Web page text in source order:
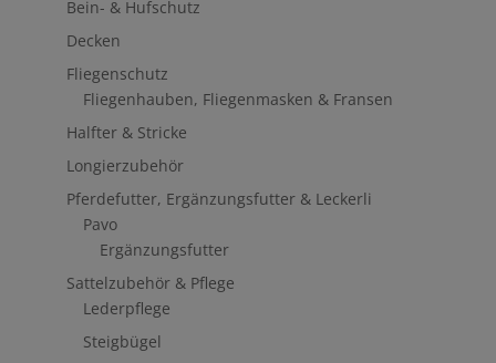
Bein- & Hufschutz
Decken
Fliegenschutz
Fliegenhauben, Fliegenmasken & Fransen
Halfter & Stricke
Longierzubehör
Pferdefutter, Ergänzungsfutter & Leckerli
Pavo
Ergänzungsfutter
Sattelzubehör & Pflege
Lederpflege
Steigbügel